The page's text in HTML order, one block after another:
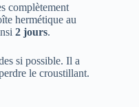
complètement
hermétique au
2 jours.
si possible. Il a
le croustillant.